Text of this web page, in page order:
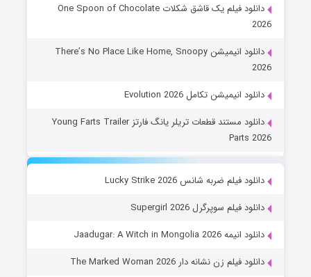
دانلود فیلم یک قاشق شکلات One Spoon of Chocolate
2026
دانلود انیمیشن There’s No Place Like Home, Snoopy
2026
دانلود انیمیشن تکامل Evolution 2026
دانلود مستند قطعات تریلر یانگ فارتز Young Farts Trailer
Parts 2026
دانلود فیلم ضربه شانس Lucky Strike 2026
دانلود فیلم سوپرگرل Supergirl 2026
دانلود انیمه Jaadugar: A Witch in Mongolia 2026
دانلود فیلم زن نشانه دار The Marked Woman 2026